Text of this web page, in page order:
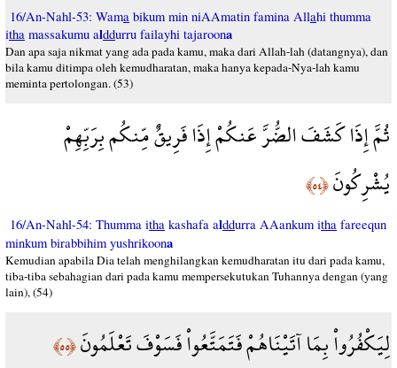
16/An-Nahl-53: Wama bikum min niAAmatin famina Allahi thumma
itha massakumu alddurru failayhi tajaroona
Dan apa saja nikmat yang ada pada kamu, maka dari Allah-lah (datangnya), dan
bila kamu ditimpa oleh kemudharatan, maka hanya kepada-Nya-lah kamu
meminta pertolongan. (53)
ثُمَّ إِذَا كَشَفَ الضُّرَّ عَنكُمْ إِذَا فَرِيقٌ مِّنكُم بِرَبِّهِمْ
يُشْرِكُونَ﴿٥٤﴾
16/An-Nahl-54: Thumma itha kashafa alddurra AAankum itha fareequn
minkum birabbihim yushrikoona
Kemudian apabila Dia telah menghilangkan kemudharatan itu dari pada kamu,
tiba-tiba sebahagian dari pada kamu mempersekutukan Tuhannya dengan (yang
lain), (54)
لِيَكْفُرُواْ بِمَا آتَيْنَاهُمْ فَتَمَتَّعُواْ فَسَوْفَ تَعْلَمُونَ﴿٥٥﴾